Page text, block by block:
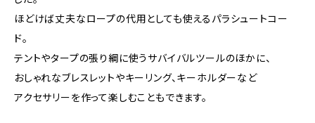
ほどけば丈夫なロープの代用としても使えるパラシュートコー
ド。
テントやタープの張り綱に使うサバイバルツールのほかに、
おしゃれなブレスレットやキーリング、キーホルダーなど
アクセサリーを作って楽しむこともできます。